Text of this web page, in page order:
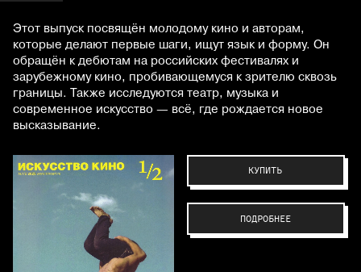
Этот выпуск посвящён молодому кино и авторам,
которые делают первые шаги, ищут язык и форму. Он
обращён к дебютам на российских фестивалях и
зарубежному кино, пробивающемуся к зрителю сквозь
границы. Также исследуются театр, музыка и
современное искусство — всё, где рождается новое
высказывание.
КУПИТЬ
ПОДРОБНЕЕ